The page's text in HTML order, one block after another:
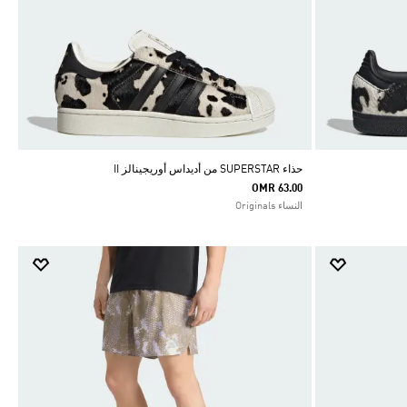
حذاء SUPERSTAR من أديداس أوريجينالز II
OMR 63.00
النساء Originals